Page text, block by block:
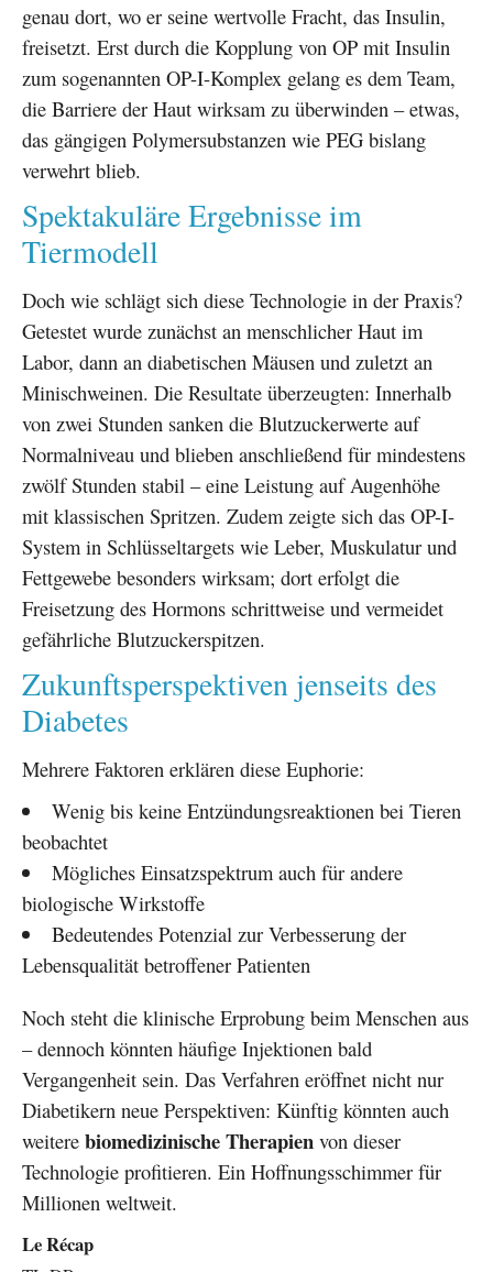
genau dort, wo er seine wertvolle Fracht, das Insulin,
freisetzt. Erst durch die Kopplung von OP mit Insulin
zum sogenannten OP-I-Komplex gelang es dem Team,
die Barriere der Haut wirksam zu überwinden – etwas,
das gängigen Polymersubstanzen wie PEG bislang
verwehrt blieb.
Spektakuläre Ergebnisse im
Tiermodell
Doch wie schlägt sich diese Technologie in der Praxis?
Getestet wurde zunächst an menschlicher Haut im
Labor, dann an diabetischen Mäusen und zuletzt an
Minischweinen. Die Resultate überzeugten: Innerhalb
von zwei Stunden sanken die Blutzuckerwerte auf
Normalniveau und blieben anschließend für mindestens
zwölf Stunden stabil – eine Leistung auf Augenhöhe
mit klassischen Spritzen. Zudem zeigte sich das OP-I-
System in Schlüsseltargets wie Leber, Muskulatur und
Fettgewebe besonders wirksam; dort erfolgt die
Freisetzung des Hormons schrittweise und vermeidet
gefährliche Blutzuckerspitzen.
Zukunftsperspektiven jenseits des
Diabetes
Mehrere Faktoren erklären diese Euphorie:
Wenig bis keine Entzündungsreaktionen bei Tieren
beobachtet
Mögliches Einsatzspektrum auch für andere
biologische Wirkstoffe
Bedeutendes Potenzial zur Verbesserung der
Lebensqualität betroffener Patienten
Noch steht die klinische Erprobung beim Menschen aus
– dennoch könnten häufige Injektionen bald
Vergangenheit sein. Das Verfahren eröffnet nicht nur
Diabetikern neue Perspektiven: Künftig könnten auch
weitere biomedizinische Therapien von dieser
Technologie profitieren. Ein Hoffnungsschimmer für
Millionen weltweit.
Le Récap